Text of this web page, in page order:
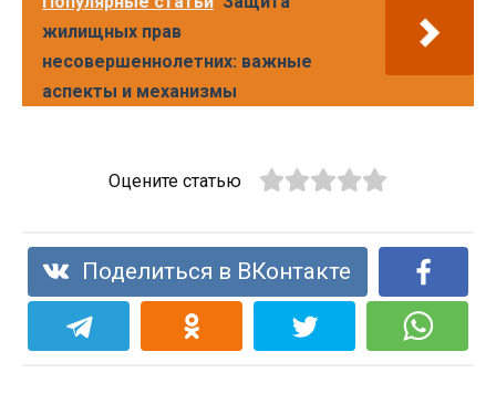
поделки
руками.
Необычные
жилищных прав
несовершеннолетних: важные
аспекты и механизмы
Оцените статью
Поделиться в ВКонтакте